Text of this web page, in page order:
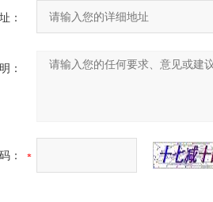
：
：
：